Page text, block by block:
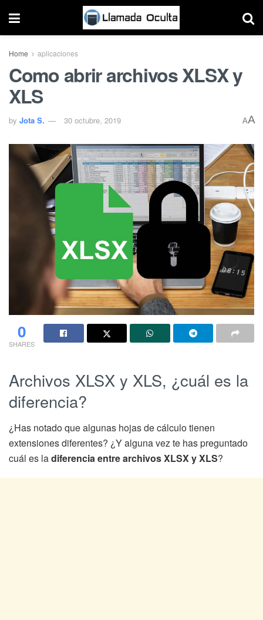
Home aplicaciones
Como abrir archivos XLSX y
XLS
by Jota S. 30 octubre, 2019 AA
0
SHARES
Archivos XLSX y XLS, ¿cuál es la
diferencia?
¿Has notado que algunas hojas de cálculo tienen
extensiones diferentes? ¿Y alguna vez te has preguntado
cuál es ladiferencia entre archivos XLSX y XLS?